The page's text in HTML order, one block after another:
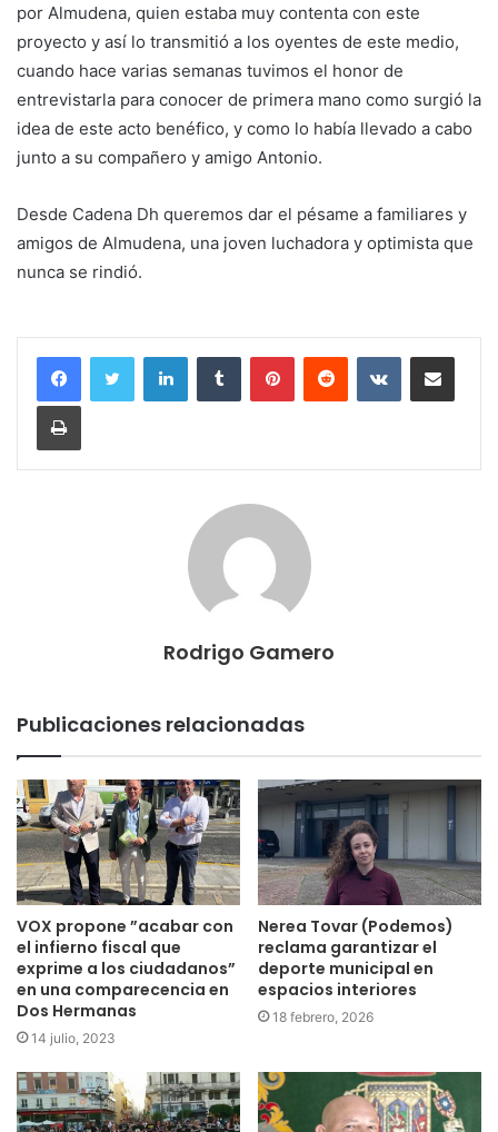
por Almudena, quien estaba muy contenta con este
proyecto y así lo transmitió a los oyentes de este medio,
cuando hace varias semanas tuvimos el honor de
entrevistarla para conocer de primera mano como surgió la
idea de este acto benéfico, y como lo había llevado a cabo
junto a su compañero y amigo Antonio.
Desde Cadena Dh queremos dar el pésame a familiares y
amigos de Almudena, una joven luchadora y optimista que
nunca se rindió.
Rodrigo Gamero
Publicaciones relacionadas
VOX propone ”acabar con
el infierno fiscal que
exprime a los ciudadanos”
en una comparecencia en
Dos Hermanas
14 julio, 2023
Nerea Tovar (Podemos)
reclama garantizar el
deporte municipal en
espacios interiores
18 febrero, 2026